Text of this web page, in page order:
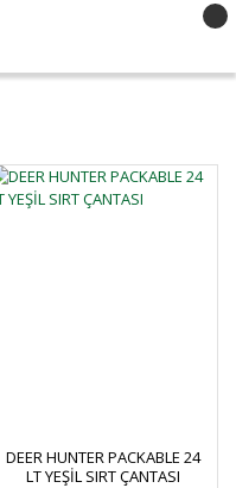
DEER HUNTER PACKABLE 24
LT YEŞİL SIRT ÇANTASI